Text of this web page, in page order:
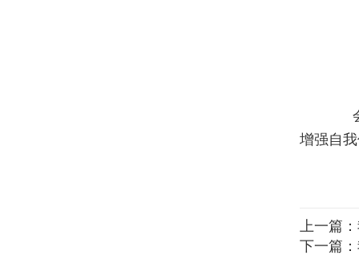
会
增强自
上一篇：
下一篇：